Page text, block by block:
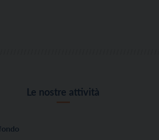
Le nostre attività